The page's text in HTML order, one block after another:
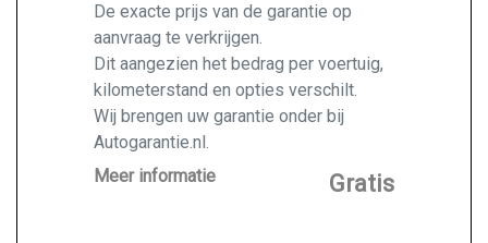
De exacte prijs van de garantie op
aanvraag te verkrijgen.
Dit aangezien het bedrag per voertuig,
kilometerstand en opties verschilt.
Wij brengen uw garantie onder bij
Autogarantie.nl.
Vraag ons naar de mogelijkheden voor
Meer informatie Gratis